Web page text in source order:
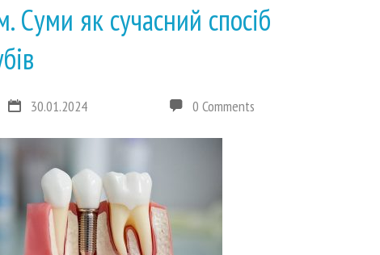
Суми як сучасний спосіб
30.01.2024 0 Comments